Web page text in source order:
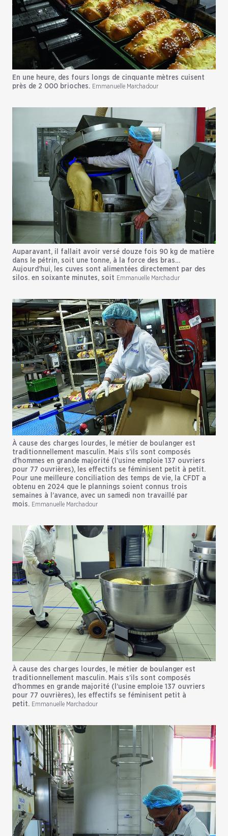
En une heure, des fours longs de cinquante mètres cuisent
près de 2 000 brioches. Emmanuelle Marchadour
Auparavant, il fallait avoir versé douze fois 90 kg de matière
dans le pétrin, soit une tonne, à la force des bras…
Aujourd’hui, les cuves sont alimentées directement par des
silos. en soixante minutes, soit Emmanuelle Marchadur
À cause des charges lourdes, le métier de boulanger est
traditionnellement masculin. Mais s’ils sont composés
d’hommes en grande majorité (l’usine emploie 137 ouvriers
pour 77 ouvrières), les effectifs se féminisent petit à petit.
Pour une meilleure conciliation des temps de vie, la CFDT a
obtenu en 2024 que le plannings soient connus trois
semaines à l’avance, avec un samedi non travaillé par
mois. Emmanuelle Marchadour
À cause des charges lourdes, le métier de boulanger est
traditionnellement masculin. Mais s’ils sont composés
d’hommes en grande majorité (l’usine emploie 137 ouvriers
pour 77 ouvrières), les effectifs se féminisent petit à
petit. Emmanuelle Marchadour